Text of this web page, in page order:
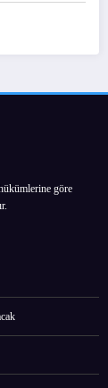
göre